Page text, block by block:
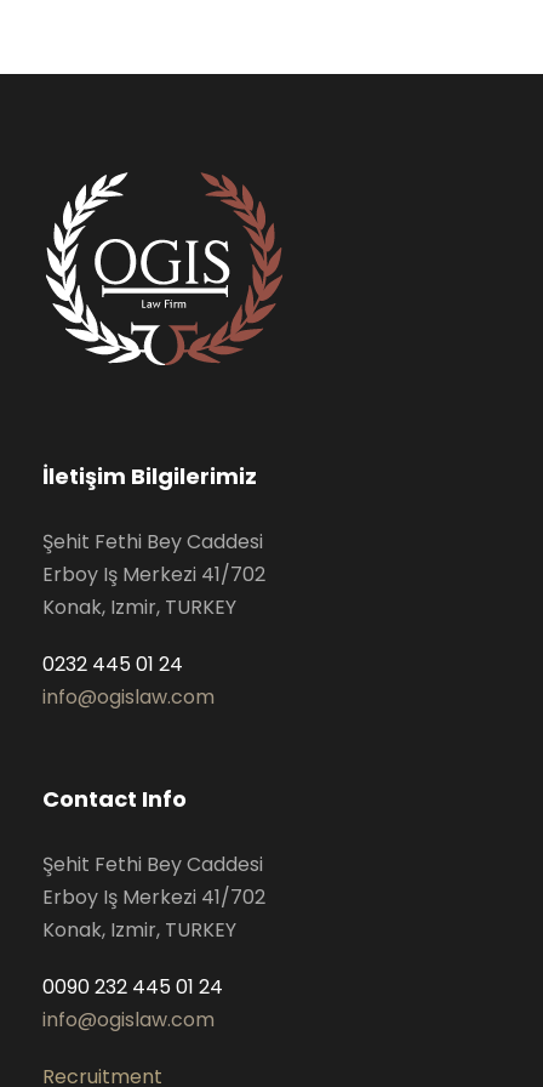
İletişim Bilgilerimiz
Şehit Fethi Bey Caddesi
Erboy Iş Merkezi 41/702
Konak, Izmir, TURKEY
0232 445 01 24
info@ogislaw.com
Contact Info
Şehit Fethi Bey Caddesi
Erboy Iş Merkezi 41/702
Konak, Izmir, TURKEY
0090 232 445 01 24
info@ogislaw.com
Recruitment